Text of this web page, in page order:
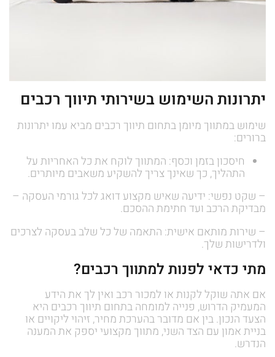
יתרונות השימוש בשירותי תיווך רכבים
שימוש במתווך מיומן בתחום תיווך רכבים מביא עמו יתרונות
ברורים:
חיסכון בזמן וכסף: המתווך לוקח את כל האחריות על
התהליך, כך שאינך צריך להשקיע משאבים מיותרים.
– שקט נפשי: ידיעה שאיש מקצוע דואג לכל גורמי העסקה –
מבדיקת הרכב ועד חתימת ההסכם.
– שירות מותאם אישית: התאמה של כל שלב בעסקה לצרכים
ולדרישות שלך.
מתי כדאי לפנות למתווך רכבים?
אם אתה שוקל לקנות או למכור רכב ואין לך את הידע
המעמיק הדרוש, פנייה למומחה בתחום תיווך רכבים היא
הצעד הנכון. בין אם מדובר בהערכת מחיר, זיהוי ליקויים או
בניית אמון עם הצד השני, מתווך מקצועי יספק את המענה
הנדרש.